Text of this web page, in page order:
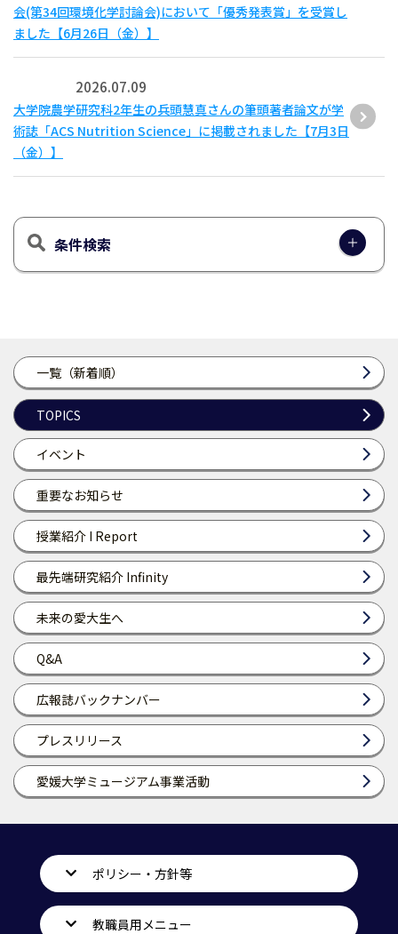
一覧（新着順）
TOPICS
イベント
重要なお知らせ
授業紹介 I Report
最先端研究紹介 Infinity
未来の愛大生へ
Q&A
広報誌バックナンバー
プレスリリース
愛媛大学ミュージアム事業活動
会(第34回環境化学討論会)において「優秀発表賞」を受賞し
ました【6月26日（金）】
2026.07.09
大学院農学研究科2年生の兵頭慧真さんの筆頭著者論文が学
術誌「ACS Nutrition Science」に掲載されました【7月3日
（金）】
条件検索
ポリシー・方針等
教職員用メニュー